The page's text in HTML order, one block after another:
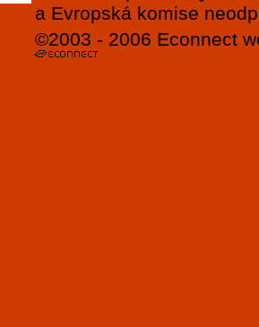
a Evropská komise
©2003 - 2006 Econnect